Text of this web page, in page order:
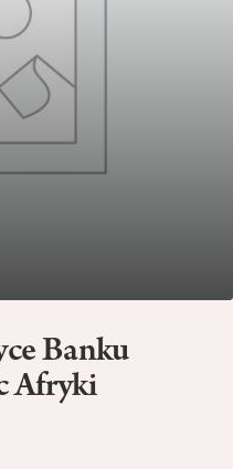
Banku
Afryki